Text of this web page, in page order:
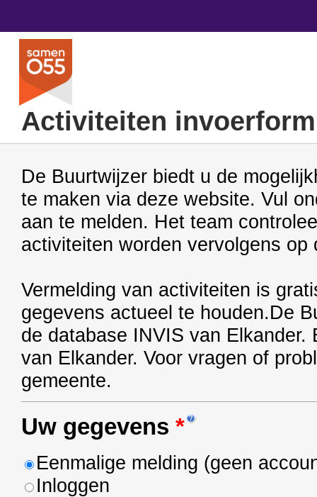
Activiteiten
De Buurtwijzer biedt u de
te maken via deze website. Vul
aan te melden. Het team
activiteiten worden vervolgens
Vermelding van activiteiten is
gegevens actueel te houden.De
de database INVIS van
van Elkander. Voor vragen of
gemeente.
Uw gegevens *
Eenmalige melding (geen
Inloggen